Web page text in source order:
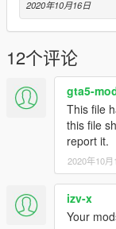
2020年10月16日
12个评论
gta5-
This file
this file
report it.
2020年10月
izv-x
Your